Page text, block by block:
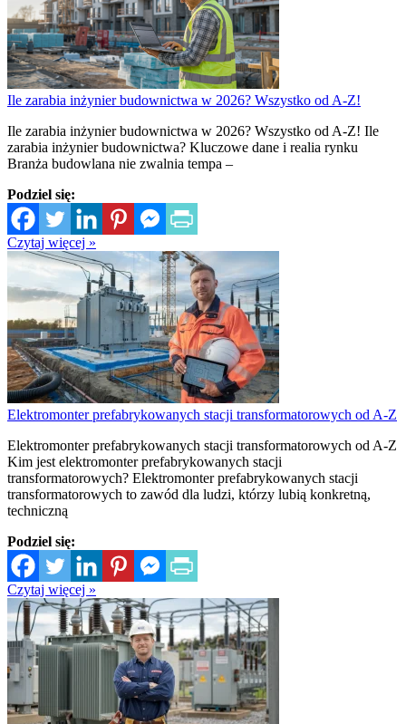
Ile zarabia inżynier budownictwa w 2026? Wszystko od A-Z!
Ile zarabia inżynier budownictwa w 2026? Wszystko od A-Z! Ile
zarabia inżynier budownictwa? Kluczowe dane i realia rynku
Branża budowlana nie zwalnia tempa –
Podziel się:
Czytaj więcej »
Elektromonter prefabrykowanych stacji transformatorowych od A-Z
Elektromonter prefabrykowanych stacji transformatorowych od A-Z
Kim jest elektromonter prefabrykowanych stacji
transformatorowych? Elektromonter prefabrykowanych stacji
transformatorowych to zawód dla ludzi, którzy lubią konkretną,
techniczną
Podziel się:
Czytaj więcej »